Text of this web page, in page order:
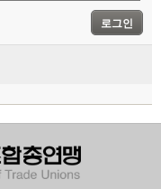
로그인